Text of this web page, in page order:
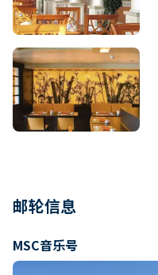
邮轮信息
MSC音乐号